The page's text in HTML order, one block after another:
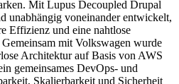
Mit Lupus Decoupled Drupal
unabhängig voneinander entwickelt,
Effizienz und eine nahtlose
mit Volkswagen wurde
Architektur auf Basis von AWS
gemeinsames DevOps- und
Skalierbarkeit und Sicherheit